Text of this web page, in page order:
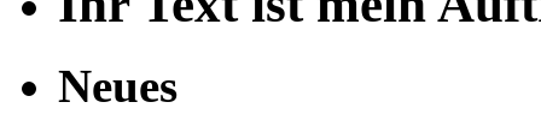
Neues